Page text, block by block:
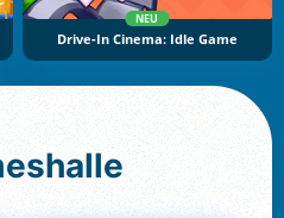
NEU
Drive-In Cinema: Idle Game